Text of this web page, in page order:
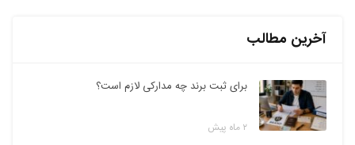
آخرین مطالب
برای ثبت برند چه مدارکی لازم است؟
۲ ماه پیش